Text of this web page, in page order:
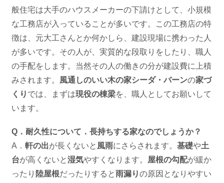
般住宅は大手のハウスメーカーの下請けとして、小規模
な工務店が入っていることが多いです。この工務店の特
徴は、元大工さんとか何かしら、建設現場に携わった人
が多いです。その人が、実質的な段取りをしたり、職人
の手配をします。当然その人の働きの分が建設費に上積
みされます。
風通しのいい木の家シーダ・バーンの家づ
くり では、まずは現役の棟梁を、職人としてお願いして
います。
Q．耐久性について．長持ちする家なのでしょうか？
A． 軒の出が長くないと 風雨にさらされます。 基礎や土
台が高くないと湿気やすくなります。 屋根の勾配が緩か
ったり 陸屋根だったりすると雨漏りの原因となりやすい